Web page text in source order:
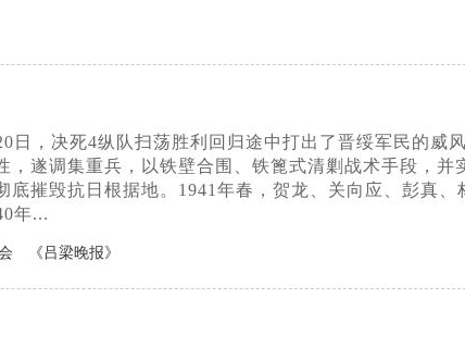
日，决死4纵队扫荡胜利回归途中打出了晋绥军民的
，遂调集重兵，以铁壁合围、铁篦式清剿战术手段，
底摧毁抗日根据地。1941年春，贺龙、关向应、彭真
年...
《吕梁晚报》